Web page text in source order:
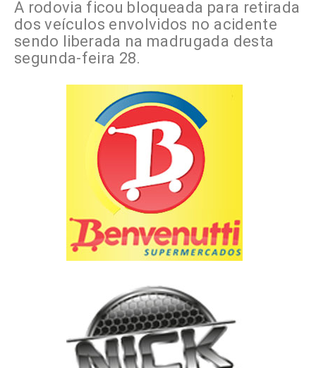
A rodovia ficou bloqueada para retirada
dos veículos envolvidos no acidente
sendo liberada na madrugada desta
segunda-feira 28.